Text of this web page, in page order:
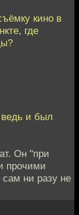
кино в
где
и был
Он "при
прочими
ни разу не